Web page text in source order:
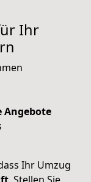
Ihr
Angebote
Ihr Umzug